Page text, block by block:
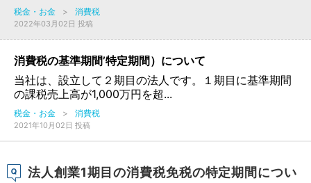
税金・お金 > 消費税
2022年03月02日 投稿
消費税の基準期間’特定期間）について
当社は、設立して２期目の法人です。１期目に基準期間
の課税売上高が1,000万円を超...
税金・お金 > 消費税
2021年10月02日 投稿
法人創業1期目の消費税免税の特定期間につい